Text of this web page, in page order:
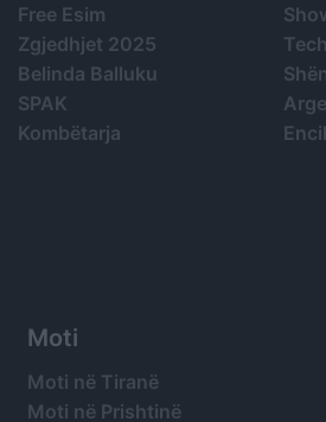
Free Esim
Zgjedhjet 2025
Belinda Balluku
SPAK
Kombëtarja
Tech
Moti
Moti në Tiranë
Moti në Prishtinë